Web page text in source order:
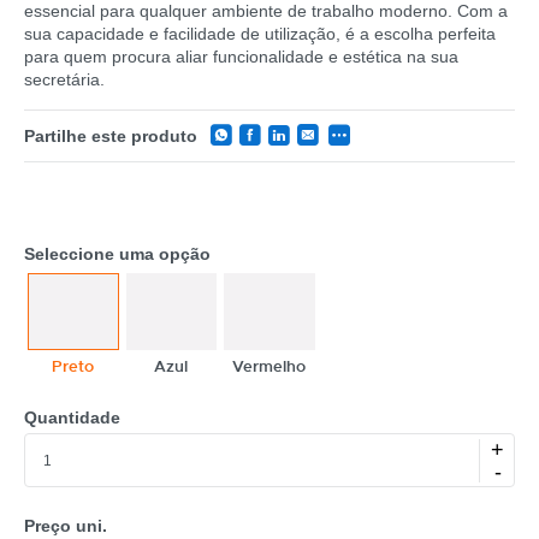
essencial para qualquer ambiente de trabalho moderno. Com a
sua capacidade e facilidade de utilização, é a escolha perfeita
para quem procura aliar funcionalidade e estética na sua
secretária.
Partilhe este produto
Seleccione uma opção
Preto Azul Vermelho
Quantidade
+
-
Preço uni.
CATEGORIA